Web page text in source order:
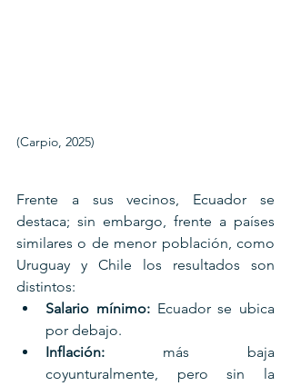
(Carpio, 2025)
Frente a sus vecinos, Ecuador se
destaca; sin embargo, frente a países
similares o de menor población, como
Uruguay y Chile los resultados son
distintos:
Salario mínimo: Ecuador se ubica
por debajo.
Inflación: más baja
coyunturalmente, pero sin la